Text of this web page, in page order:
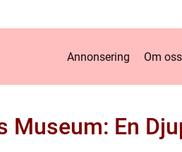
Annonsering Om oss
Museum: En